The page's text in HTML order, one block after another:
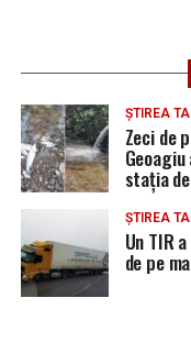
ȘTIREA TA
Zeci de
stația
ȘTIREA TA
Un TIR
de pe